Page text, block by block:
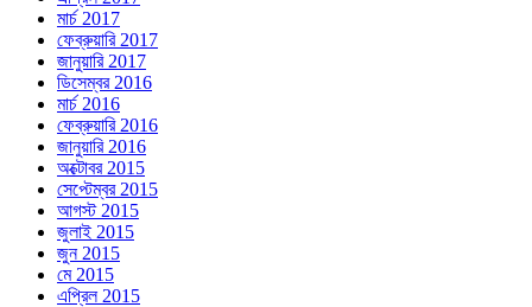
মার্চ 2017
ফেব্রুয়ারি 2017
জানুয়ারি 2017
ডিসেম্বর 2016
মার্চ 2016
ফেব্রুয়ারি 2016
জানুয়ারি 2016
অক্টোবর 2015
সেপ্টেম্বর 2015
আগস্ট 2015
জুলাই 2015
জুন 2015
মে 2015
এপ্রিল 2015